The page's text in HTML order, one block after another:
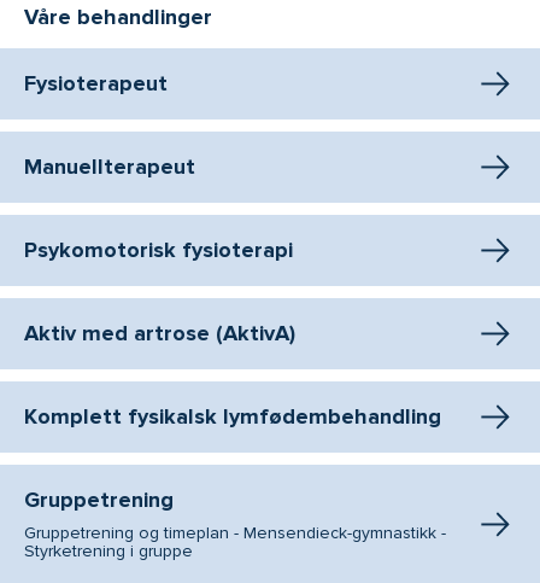
Våre behandlinger
Fysioterapeut
Manuellterapeut
Psykomotorisk fysioterapi
Aktiv med artrose (AktivA)
Komplett fysikalsk lymfødembehandling
Gruppetrening
Gruppetrening og timeplan - Mensendieck-gymnastikk -
Styrketrening i gruppe